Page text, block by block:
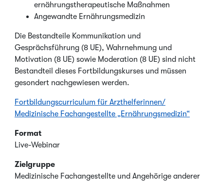
ernährungstherapeutische Maßnahmen
Angewandte Ernährungsmedizin
Die Bestandteile Kommunikation und
Gesprächsführung (8 UE), Wahrnehmung und
Motivation (8 UE) sowie Moderation (8 UE) sind nicht
Bestandteil dieses Fortbildungskurses und müssen
gesondert nachgewiesen werden.
Fortbildungscurriculum für Arzthelferinnen/
Medizinische Fachangestellte „Ernährungsmedizin“
Format
Live-Webinar
Zielgruppe
Medizinische Fachangestellte und Angehörige anderer